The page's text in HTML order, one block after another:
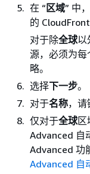
在 “区域” 中
的
对于除全球以
源，必须为
略。
选择下一步。
对于名称，请
仅对于全球区
Advanced 自
Advanced 功
Advanced 自